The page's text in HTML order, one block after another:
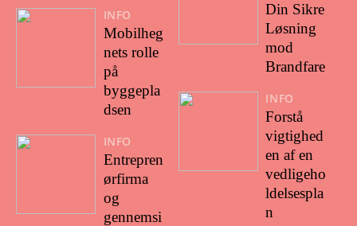
INFO
Mobilheg
nets rolle
på
byggepla
dsen
INFO
Entrepren
ørfirma
og
gennemsi
Din Sikre
Løsning
mod
Brandfare
INFO
Forstå
vigtighed
en af en
vedligeho
ldelsespla
n